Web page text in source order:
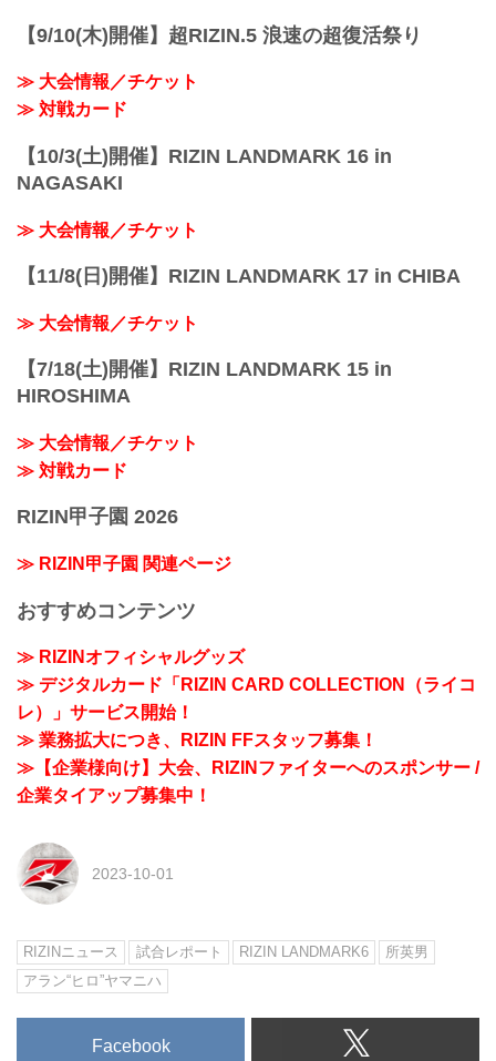
予定時間が前後することがありますので
ご了承ください。
【9/10(木)開催】超RIZIN.5 浪速の超復活祭り
≫ 大会情報／チケット
≫ 対戦カード
【10/3(土)開催】RIZIN LANDMARK 16 in
NAGASAKI
≫ 大会情報／チケット
【11/8(日)開催】RIZIN LANDMARK 17 in CHIBA
≫ 大会情報／チケット
【7/18(土)開催】RIZIN LANDMARK 15 in
HIROSHIMA
≫ 大会情報／チケット
≫ 対戦カード
RIZIN甲子園 2026
≫ RIZIN甲子園 関連ページ
おすすめコンテンツ
≫ RIZINオフィシャルグッズ
≫ デジタルカード「RIZIN CARD COLLECTION（ライコ
レ）」サービス開始！
≫ 業務拡大につき、RIZIN FFスタッフ募集！
≫【企業様向け】大会、RIZINファイターへのスポンサー /
企業タイアップ募集中！
2023-10-01
RIZINニュース 試合レポート RIZIN LANDMARK6
所英男
アラン“ヒロ”ヤマニハ
Facebook